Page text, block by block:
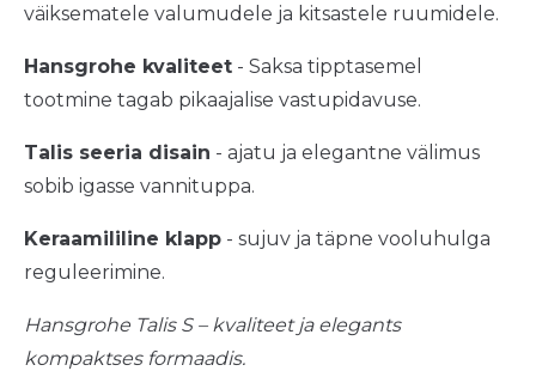
väiksematele valumudele ja kitsastele ruumidele.
Hansgrohe kvaliteet - Saksa tipptasemel
tootmine tagab pikaajalise vastupidavuse.
Talis seeria disain - ajatu ja elegantne välimus
sobib igasse vannituppa.
Keraamililine klapp - sujuv ja täpne vooluhulga
reguleerimine.
Hansgrohe Talis S – kvaliteet ja elegants
kompaktses formaadis.